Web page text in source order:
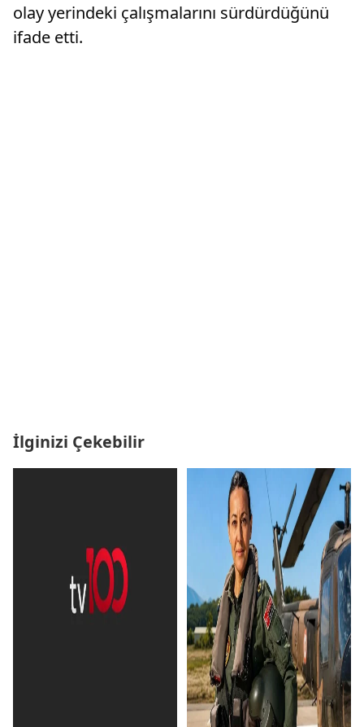
olay yerindeki çalışmalarını sürdürdüğünü
ifade etti.
İlginizi Çekebilir